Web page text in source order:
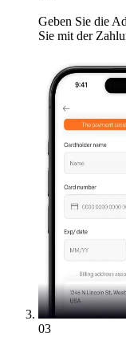
Geben Sie die
Sie mit der
03